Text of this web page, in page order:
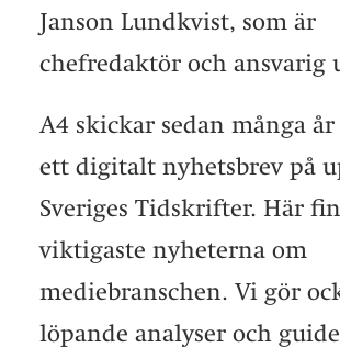
Janson Lundkvist, som är
chefredaktör och ansvarig
A4 skickar sedan många
ett digitalt nyhetsbrev på
Sveriges Tidskrifter. Här
viktigaste nyheterna om
mediebranschen. Vi gör
löpande analyser och